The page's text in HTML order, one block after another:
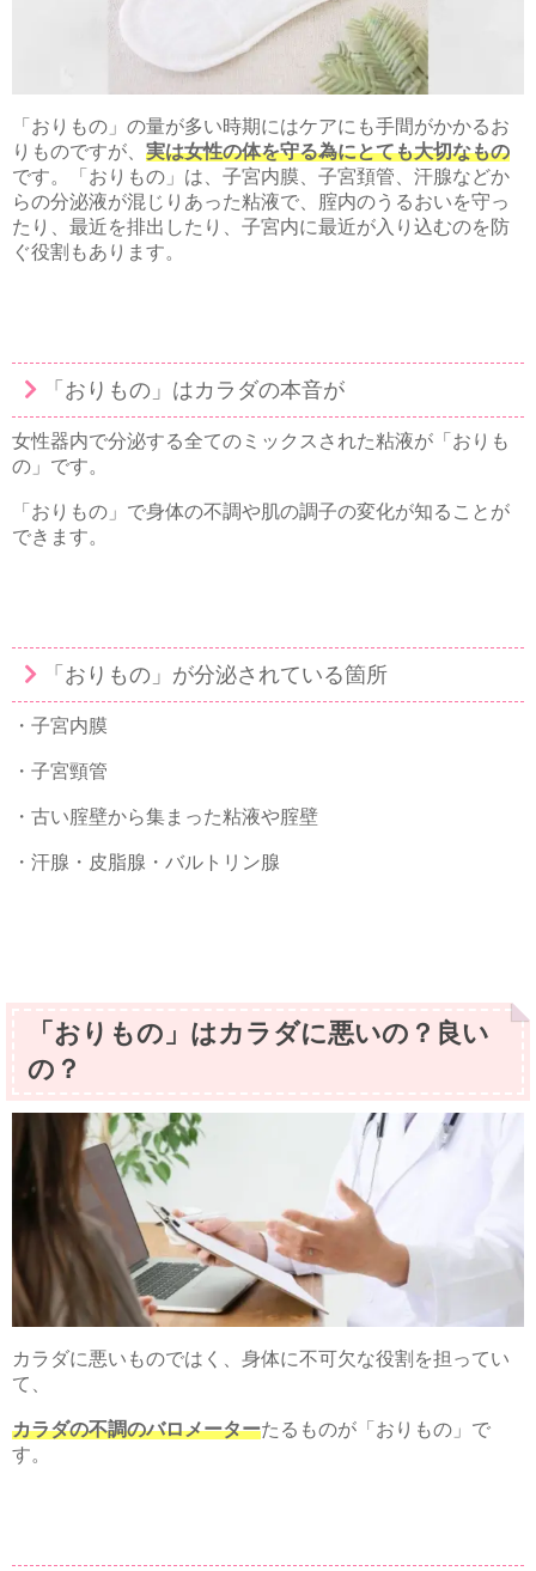
「おりもの」の量が多い時期にはケアにも手間がかかるお
りものですが、 実は女性の体を守る為にとても大切なもの
です。「おりもの」は、子宮内膜、子宮頚管、汗腺などか
らの分泌液が混じりあった粘液で、腟内のうるおいを守っ
たり、最近を排出したり、子宮内に最近が入り込むのを防
ぐ役割もあります。
「おりもの」はカラダの本音が
女性器内で分泌する全てのミックスされた粘液が「おりも
の」です。
「おりもの」で身体の不調や肌の調子の変化が知ることが
できます。
「おりもの」が分泌されている箇所
・子宮内膜
・子宮頸管
・古い腟壁から集まった粘液や腟壁
・汗腺・皮脂腺・バルトリン腺
「おりもの」はカラダに悪いの？良い
の？
カラダに悪いものではく、身体に不可欠な役割を担ってい
て、
カラダの不調のバロメーターたるものが「おりもの」で
す。